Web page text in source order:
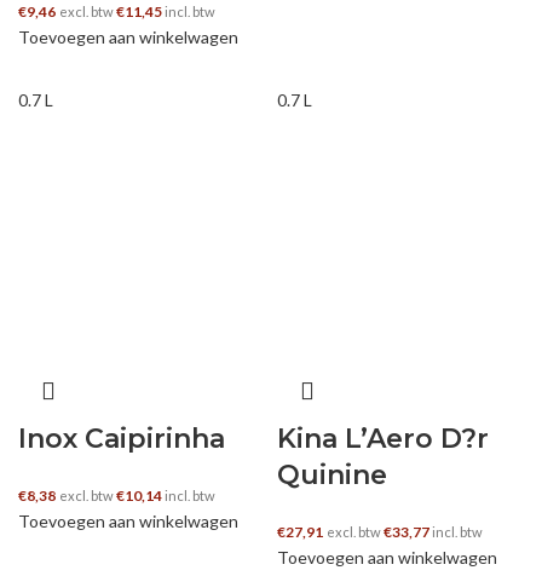
€9,46 excl. btw€11,45 incl. btw
Toevoegen aan winkelwagen
0.7 L
Inox Caipirinha
€8,38 excl. btw€10,14 incl. btw
Toevoegen aan winkelwagen
0.7 L
Kina L’Aero D?r
Quinine
€27,91 excl. btw€33,77 incl. btw
Toevoegen aan winkelwagen